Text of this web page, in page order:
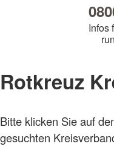
Infos
Rotkreuz
Bitte klicken Sie auf
gesuchten